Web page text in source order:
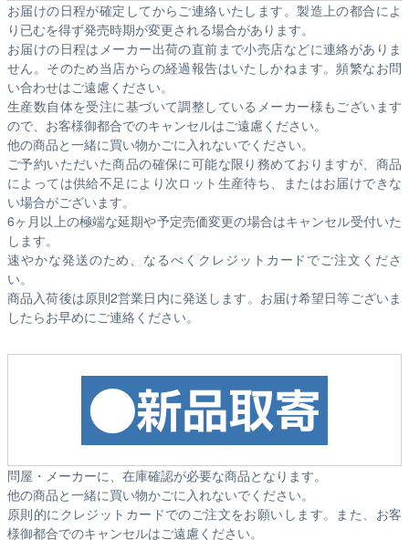
お届けの日程が確定してからご連絡いたします。製造上の都合によ
り已むを得ず発売時期が変更される場合があります。
お届けの日程はメーカー出荷の直前まで小売店などに連絡がありま
せん。そのため当店からの経過報告はいたしかねます。頻繁なお問
い合わせはご遠慮ください。
生産数自体を受注に基づいて調整しているメーカー様もございます
ので、お客様御都合でのキャンセルはご遠慮ください。
他の商品と一緒に買い物かごに入れないでください。
ご予約いただいた商品の確保に可能な限り務めておりますが、商品
によっては供給不足により次ロット生産待ち、またはお届けできな
い場合がございます。
6ヶ月以上の極端な延期や予定売価変更の場合はキャンセル受付いた
します。
速やかな発送のため、なるべくクレジットカードでご注文くださ
い。
商品入荷後は原則2営業日内に発送します。お届け希望日等ございま
したらお早めにご連絡ください。
問屋・メーカーに、在庫確認が必要な商品となります。
他の商品と一緒に買い物かごに入れないでください。
原則的にクレジットカードでのご注文をお願いします。また、お客
様御都合でのキャンセルはご遠慮ください。